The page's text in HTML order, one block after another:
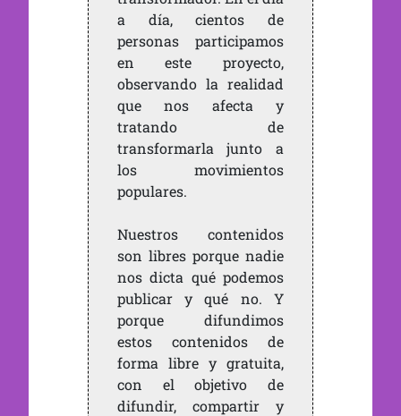
a día, cientos de
personas participamos
en este proyecto,
observando la realidad
que nos afecta y
tratando de
transformarla junto a
los movimientos
populares.
Nuestros contenidos
son libres porque nadie
nos dicta qué podemos
publicar y qué no. Y
porque difundimos
estos contenidos de
forma libre y gratuita,
con el objetivo de
difundir, compartir y